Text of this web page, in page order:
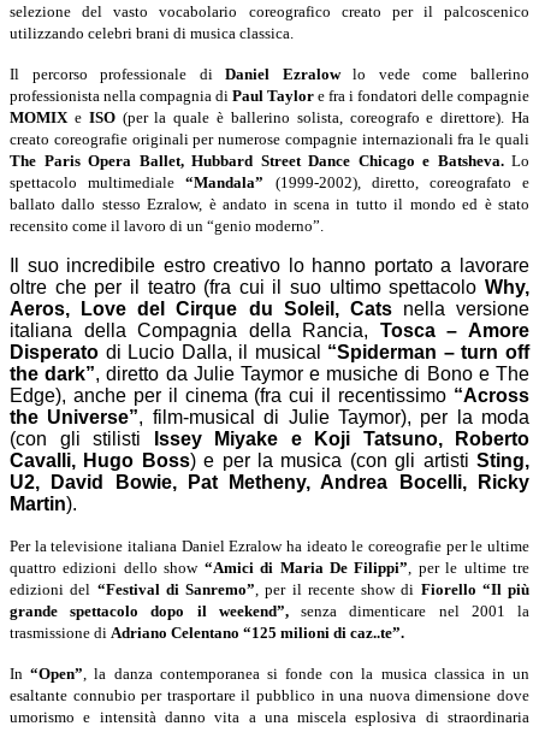
selezione del vasto vocabolario coreografico creato per il palcoscenico
utilizzando celebri brani di musica classica.
Il percorso professionale diDaniel Ezralowlo vede come ballerino
professionista nella compagnia di Paul Taylor e fra i fondatori delle compagnie
MOMIX e ISO (per la quale è ballerino solista, coreografo e direttore). Ha
creato coreografie originali per numerose compagnie internazionali fra le quali
The Paris Opera Ballet, Hubbard Street Dance Chicago e Batsheva. Lo
spettacolo multimediale“Mandala” (1999-2002), diretto, coreografato e
ballato dallo stesso Ezralow, è andato in scena in tutto il mondo ed è stato
recensito come il lavoro di un “genio moderno”.
Il suo incredibile estro creativo lo hanno portato a lavorare
oltre che per il teatro (fra cui il suo ultimo spettacolo Why,
Aeros, Love del Cirque du Soleil, Catsnella versione
italiana della Compagnia della Rancia, Tosca – Amore
Disperato di Lucio Dalla, il musical “Spiderman – turn off
the dark”, diretto da Julie Taymor e musiche di Bono e The
Edge), anche per il cinema (fra cui il recentissimo “Across
the Universe”, film-musical di Julie Taymor), per la moda
(con gli stilisti
Issey Miyake e Koji Tatsuno, Roberto
Cavalli, Hugo Boss) e per la musica (con gli artistiSting,
U2, David Bowie, Pat Metheny, Andrea Bocelli, Ricky
Martin).
Per la televisione italiana Daniel Ezralow ha ideato le coreografie per le ultime
quattro edizioni dello show “Amici di Maria De Filippi” , per le ultime tre
edizioni del “Festival di Sanremo” , per il recente show di Fiorello “Il più
grande spettacolo dopo il weekend”,senza dimenticare nel 2001 la
trasmissione di Adriano Celentano “125 milioni di caz..te”.
In“Open” , la danza contemporanea si fonde con la musica classica in un
esaltante connubio per trasportare il pubblico in una nuova dimensione dove
umorismo e intensità danno vita a una miscela esplosiva di straordinaria